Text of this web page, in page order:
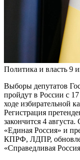
Политика и власть 9
Выборы депутатов
пройдут в России с
ходе избирательной
Регистрация
закончится 4
«Единая Россия» и
КПРФ, ЛДПР,
«Справедливая